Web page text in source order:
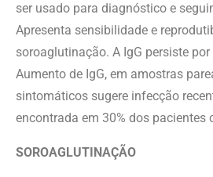
ser usado para diagnóstico e
Apresenta sensibilidade e
soroaglutinação. A IgG persiste
Aumento de IgG, em amostras
sintomáticos sugere infecção
encontrada em 30% dos pacientes
SOROAGLUTINAÇÃO